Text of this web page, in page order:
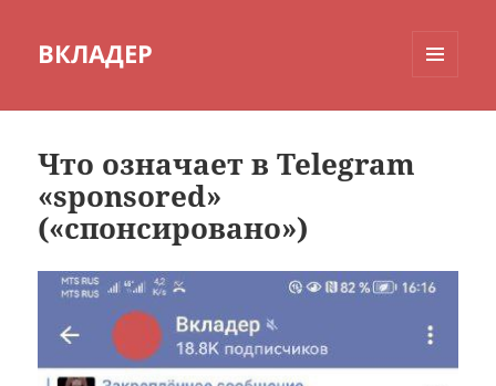
ВКЛАДЕР
Что означает в Telegram
«sponsored»
(«спонсировано»)